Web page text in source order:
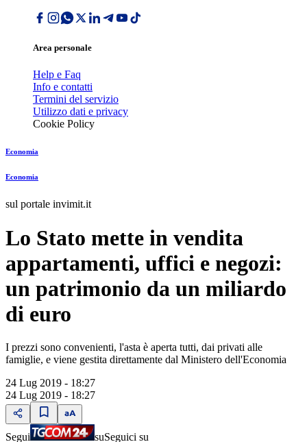
Area personale
Help e Faq
Info e contatti
Termini del servizio
Utilizzo dati e privacy
Cookie Policy
Economia
Economia
sul portale invimit.it
Lo Stato mette in vendita
appartamenti, uffici e negozi:
un patrimonio da un miliardo
di euro
I prezzi sono convenienti, l'asta è aperta tutti, dai privati alle
famiglie, e viene gestita direttamente dal Ministero dell'Economia
24 Lug 2019 - 18:27
24 Lug 2019 - 18:27
Segui suSeguici su